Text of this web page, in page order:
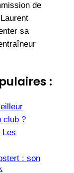
de
sa
:
club ?
Les
: son